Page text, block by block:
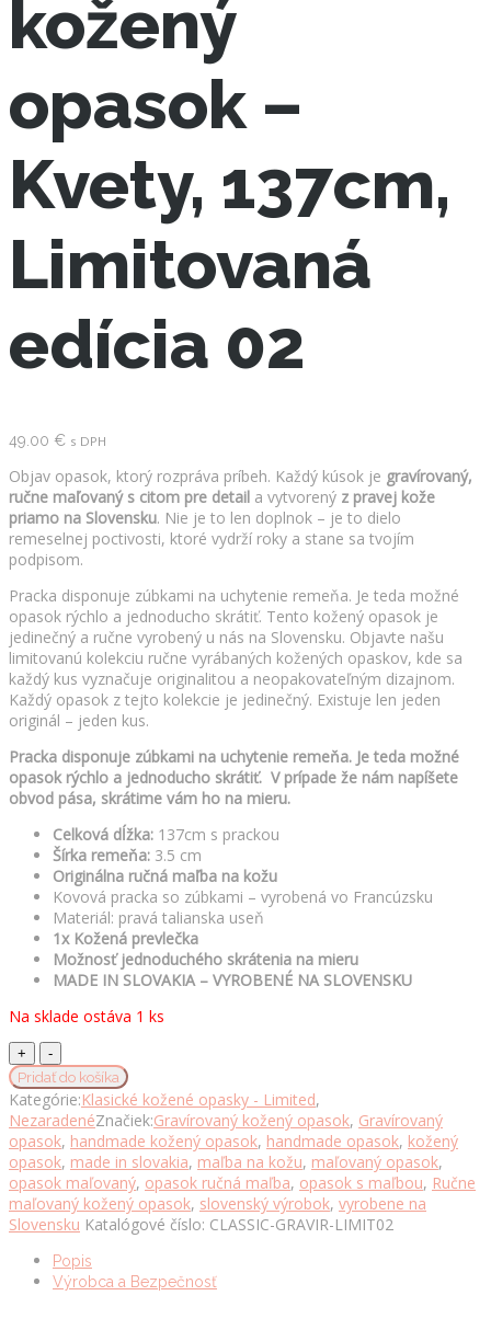
kožený
opasok –
Kvety, 137cm,
Limitovaná
edícia 02
49.00 € s DPH
Objav opasok, ktorý rozpráva príbeh. Každý kúsok je gravírovaný,
ručne maľovaný s citom pre detail a vytvorený z pravej kože
priamo na Slovensku. Nie je to len doplnok – je to dielo
remeselnej poctivosti, ktoré vydrží roky a stane sa tvojím
podpisom.
Pracka disponuje zúbkami na uchytenie remeňa. Je teda možné
opasok rýchlo a jednoducho skrátiť. Tento kožený opasok je
jedinečný a ručne vyrobený u nás na Slovensku. Objavte našu
limitovanú kolekciu ručne vyrábaných kožených opaskov, kde sa
každý kus vyznačuje originalitou a neopakovateľným dizajnom.
Každý opasok z tejto kolekcie je jedinečný. Existuje len jeden
originál – jeden kus.
Pracka disponuje zúbkami na uchytenie remeňa. Je teda možné
opasok rýchlo a jednoducho skrátiť. V prípade že nám napíšete
obvod pása, skrátime vám ho na mieru.
Celková dĺžka: 137cm s prackou
Šírka remeňa: 3.5 cm
Originálna ručná maľba na kožu
Kovová pracka so zúbkami – vyrobená vo Francúzsku
Materiál: pravá talianska useň
1x Kožená prevlečka
Možnosť jednoduchého skrátenia na mieru
MADE IN SLOVAKIA – VYROBENÉ NA SLOVENSKU
Na sklade ostáva 1 ks
Gravírovaný
a
ručne
maľovaný
kožený
opasok
-
Kvety,
137cm,
Limitovaná
edícia
Pridať do košíka
Kategórie:Klasické kožené opasky - Limited,
NezaradenéZnačiek:Gravírovaný kožený opasok, Gravírovaný
opasok, handmade kožený opasok, handmade opasok, kožený
opasok, made in slovakia, maľba na kožu, maľovaný opasok,
opasok maľovaný, opasok ručná maľba, opasok s maľbou, Ručne
maľovaný kožený opasok, slovenský výrobok, vyrobene na
Slovensku Katalógové číslo: CLASSIC-GRAVIR-LIMIT02
Popis
Výrobca a Bezpečnosť